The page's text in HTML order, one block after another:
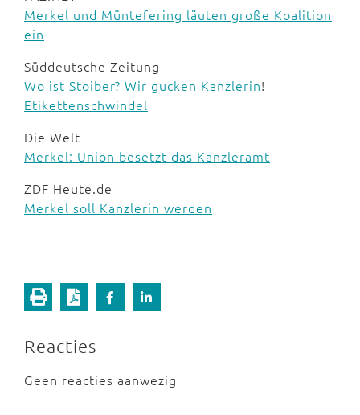
Merkel und Müntefering läuten große Koalition
ein
Süddeutsche Zeitung
Wo ist Stoiber? Wir gucken Kanzlerin!
Etikettenschwindel
Die Welt
Merkel: Union besetzt das Kanzleramt
ZDF Heute.de
Merkel soll Kanzlerin werden
Reacties
Geen reacties aanwezig